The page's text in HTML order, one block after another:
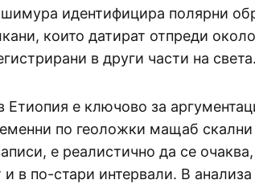
идентифицира полярни
които датират отпреди
в други части на света.
Етиопия е ключово за
по геоложки мащаб скални
е реалистично да се
в по-стари интервали. В